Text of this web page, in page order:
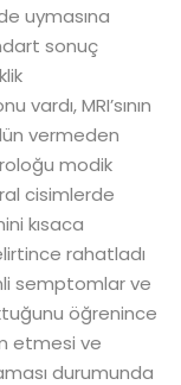
uymasına
sonuç
MRI’sının
vermeden
modik
cisimlerde
kısaca
rahatladı
semptomlar ve
öğrenince
etmesi ve
durumunda